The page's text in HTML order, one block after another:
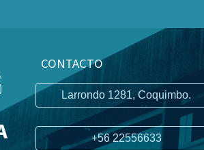
CONTACTO
Larrondo 1281, Coquimbo.
+56 22556633